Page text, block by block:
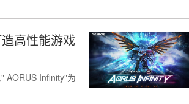
世界移动通信大会
人工智能
汉诺威工业博览会
教育与人力资源
体育
广告营销传媒
澳大利亚
高性能游戏
AORUS Infinity"为